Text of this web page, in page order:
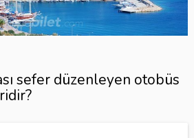
sefer düzenleyen otobüs